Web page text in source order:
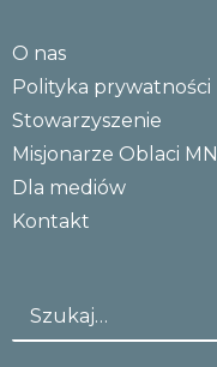
O nas
Polityka prywatności
Stowarzyszenie
Misjonarze Oblaci MN
Dla mediów
Kontakt